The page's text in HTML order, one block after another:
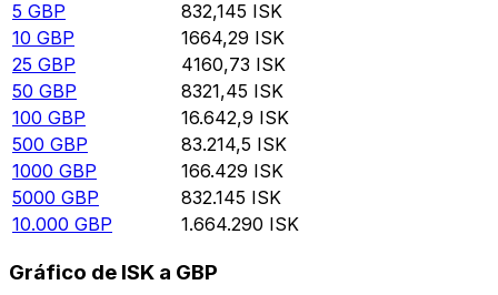
5 GBP 832,145 ISK
10 GBP 1664,29 ISK
25 GBP 4160,73 ISK
50 GBP 8321,45 ISK
100 GBP 16.642,9 ISK
500 GBP 83.214,5 ISK
1000 GBP 166.429 ISK
5000 GBP 832.145 ISK
10.000 GBP 1.664.290 ISK
Gráfico de ISK a GBP